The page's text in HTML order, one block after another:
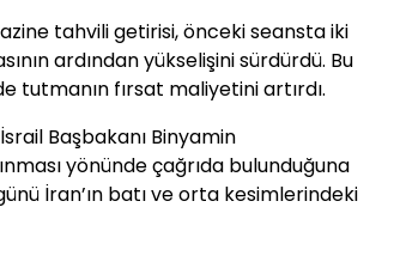
tahvili getirisi, önceki seansta iki
ardından yükselişini sürdürdü. Bu
tutmanın fırsat maliyetini artırdı.
Başbakanı Binyamin
yönünde çağrıda bulunduğuna
İran’ın batı ve orta kesimlerindeki